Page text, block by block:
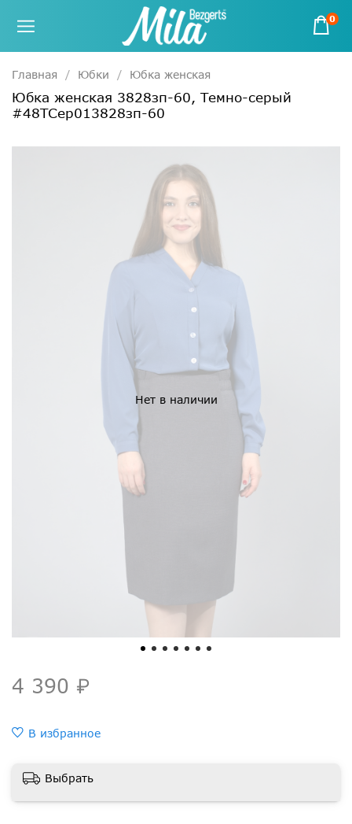
0
Главная Юбки Юбка женская
Юбка женская 3828зп-60, Темно-серый
#48ТСер013828зп-60
Нет в наличии
4 390 ₽
В избранное
Выбрать